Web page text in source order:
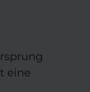
eine